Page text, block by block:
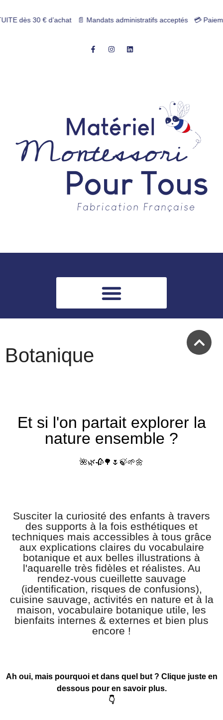
€ d’achat 📄 Mandats administratifs acceptés 💳 Paiement 4x
Botanique
Et si l'on partait explorer la
nature ensemble ?
🌺🌿🥀🌳🌷🍃🌱🌼
Susciter la curiosité des enfants à travers
des supports à la fois esthétiques et
techniques mais accessibles à tous grâce
aux explications claires du vocabulaire
botanique et aux belles illustrations à
l'aquarelle très fidèles et réalistes. Au
rendez-vous cueillette sauvage
(identification, risques de confusions),
cuisine sauvage, activités en nature et à la
maison, vocabulaire botanique utile, les
bienfaits internes & externes et bien plus
encore !
Ah oui, mais pourquoi et dans quel but ? Clique juste en
dessous pour en savoir plus.
👇